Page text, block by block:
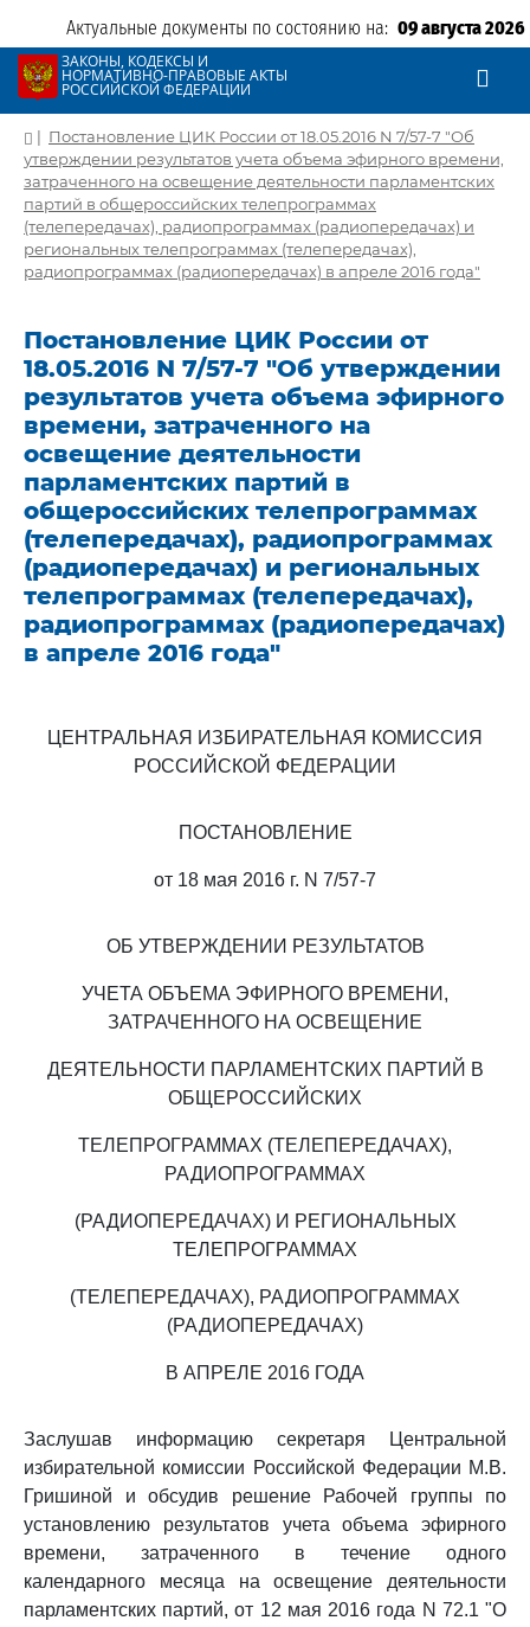
Актуальные документы по состоянию на: 09 августа 2026
ЗАКОНЫ, КОДЕКСЫ И
НОРМАТИВНО-ПРАВОВЫЕ АКТЫ
РОССИЙСКОЙ ФЕДЕРАЦИИ
| Постановление ЦИК России от 18.05.2016 N 7/57-7 "Об
утверждении результатов учета объема эфирного времени,
затраченного на освещение деятельности парламентских
партий в общероссийских телепрограммах
(телепередачах), радиопрограммах (радиопередачах) и
региональных телепрограммах (телепередачах),
радиопрограммах (радиопередачах) в апреле 2016 года"
Постановление ЦИК России от
18.05.2016 N 7/57-7 "Об утверждении
результатов учета объема эфирного
времени, затраченного на
освещение деятельности
парламентских партий в
общероссийских телепрограммах
(телепередачах), радиопрограммах
(радиопередачах) и региональных
телепрограммах (телепередачах),
радиопрограммах (радиопередачах)
в апреле 2016 года"
ЦЕНТРАЛЬНАЯ ИЗБИРАТЕЛЬНАЯ КОМИССИЯ
РОССИЙСКОЙ ФЕДЕРАЦИИ
ПОСТАНОВЛЕНИЕ
от 18 мая 2016 г. N 7/57-7
ОБ УТВЕРЖДЕНИИ РЕЗУЛЬТАТОВ
УЧЕТА ОБЪЕМА ЭФИРНОГО ВРЕМЕНИ,
ЗАТРАЧЕННОГО НА ОСВЕЩЕНИЕ
ДЕЯТЕЛЬНОСТИ ПАРЛАМЕНТСКИХ ПАРТИЙ В
ОБЩЕРОССИЙСКИХ
ТЕЛЕПРОГРАММАХ (ТЕЛЕПЕРЕДАЧАХ),
РАДИОПРОГРАММАХ
(РАДИОПЕРЕДАЧАХ) И РЕГИОНАЛЬНЫХ
ТЕЛЕПРОГРАММАХ
(ТЕЛЕПЕРЕДАЧАХ), РАДИОПРОГРАММАХ
(РАДИОПЕРЕДАЧАХ)
В АПРЕЛЕ 2016 ГОДА
Заслушав информацию секретаря Центральной
избирательной комиссии Российской Федерации М.В.
Гришиной и обсудив решение Рабочей группы по
установлению результатов учета объема эфирного
времени, затраченного в течение одного
календарного месяца на освещение деятельности
парламентских партий, от 12 мая 2016 года N 72.1 "О